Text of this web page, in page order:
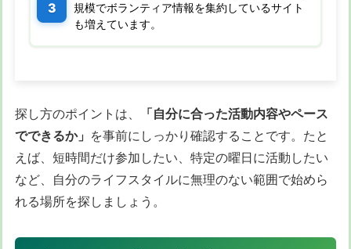
規模でボランティア情報を集約しているサイト
も増えています。
探し方のポイントは、
「自分に合った活動内容やペース
でできるか」 を事前にしっかり確認することです。たと
えば、短時間だけ参加したい、特定の曜日に活動したい
など、自分のライフスタイルに無理のない範囲で始めら
れる場所を探しましょう。